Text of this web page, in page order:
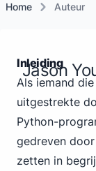
Home Auteur
Inleiding
Jason
Als iemand
uitgestrekte
Python-
gedreven
zetten in